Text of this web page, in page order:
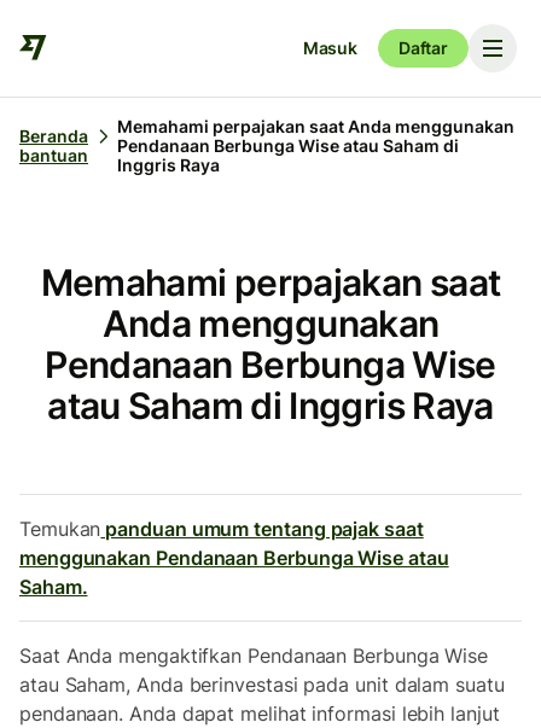
Masuk Daftar
Beranda
bantuan
Memahami perpajakan saat Anda menggunakan
Pendanaan Berbunga Wise atau Saham di
Inggris Raya
Memahami perpajakan saat
Anda menggunakan
Pendanaan Berbunga Wise
atau Saham di Inggris Raya
Temukan panduan umum tentang pajak saat
menggunakan Pendanaan Berbunga Wise atau
Saham.
Saat Anda mengaktifkan Pendanaan Berbunga Wise
atau Saham, Anda berinvestasi pada unit dalam suatu
pendanaan. Anda dapat melihat informasi lebih lanjut